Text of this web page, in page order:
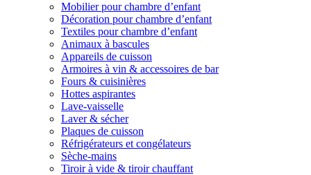
Mobilier pour chambre d’enfant
Décoration pour chambre d’enfant
Textiles pour chambre d’enfant
Animaux à bascules
Appareils de cuisson
Armoires à vin & accessoires de bar
Fours & cuisinières
Hottes aspirantes
Lave-vaisselle
Laver & sécher
Plaques de cuisson
Réfrigérateurs et congélateurs
Sèche-mains
Tiroir à vide & tiroir chauffant